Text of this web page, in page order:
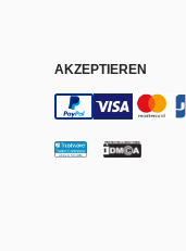
AKZEPTIEREN